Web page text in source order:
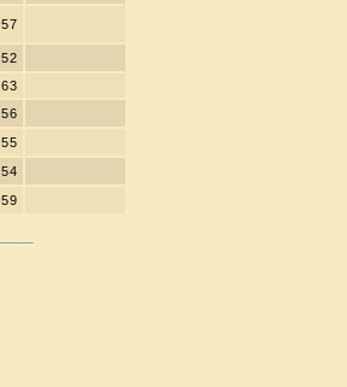
57
52
63
56
55
54
59